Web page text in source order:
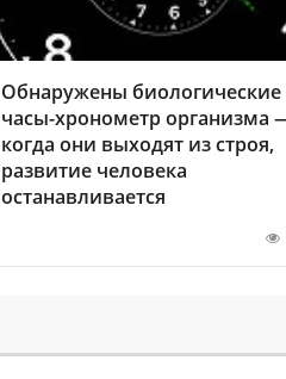
Обнаружены биологические
часы-хронометр организма
когда они выходят из строя,
развитие человека
останавливается